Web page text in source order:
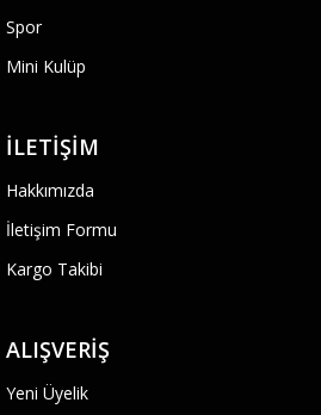
Spor
Mini Kulüp
İLETIŞIM
Hakkımızda
İletişim Formu
Kargo Takibi
ALIŞVERIŞ
Yeni Üyelik